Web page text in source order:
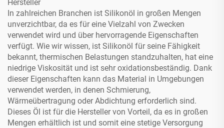
Hersteller
In zahlreichen Branchen ist Silikonöl in großen Mengen
unverzichtbar, da es für eine Vielzahl von Zwecken
verwendet wird und über hervorragende Eigenschaften
verfügt. Wie wir wissen, ist Silikonöl für seine Fähigkeit
bekannt, thermischen Belastungen standzuhalten, hat eine
niedrige Viskosität und ist sehr oxidationsbeständig. Dank
dieser Eigenschaften kann das Material in Umgebungen
verwendet werden, in denen Schmierung,
Wärmeübertragung oder Abdichtung erforderlich sind.
Dieses Öl ist für die Hersteller von Vorteil, da es in großen
Mengen erhältlich ist und somit eine stetige Versorgung